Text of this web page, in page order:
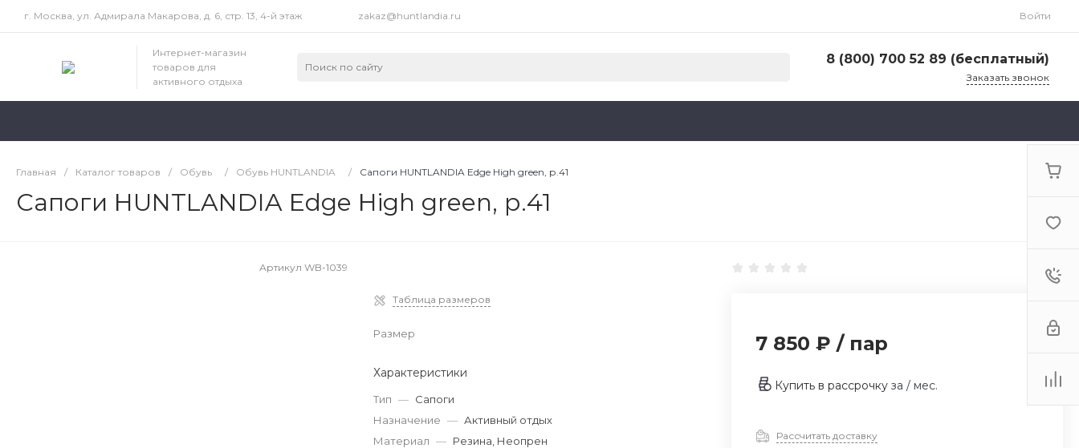
г. Москва, ул. Адмирала Макарова, д. 6, стр. 13, 4-й этаж zakaz@huntlandia.ru Войти
Интернет-магазин
товаров для
активного отдыха
8 (800) 700 52 89 (бесплатный)
13, 4-й этаж
Заказать звонок
Главная / Каталог товаров / Обувь / Обувь HUNTLANDIA / Сапоги HUNTLANDIA Edge High green, р.41
Сапоги HUNTLANDIA Edge High green, р.41
АртикулWB-1039
Таблица размеров
Размер
Характеристики
Тип — Сапоги
Назначение — Активный отдых
Материал — Резина, Неопрен
7 850 ₽ / пар
Купить в рассрочку за / мес.
Рассчитать доставку